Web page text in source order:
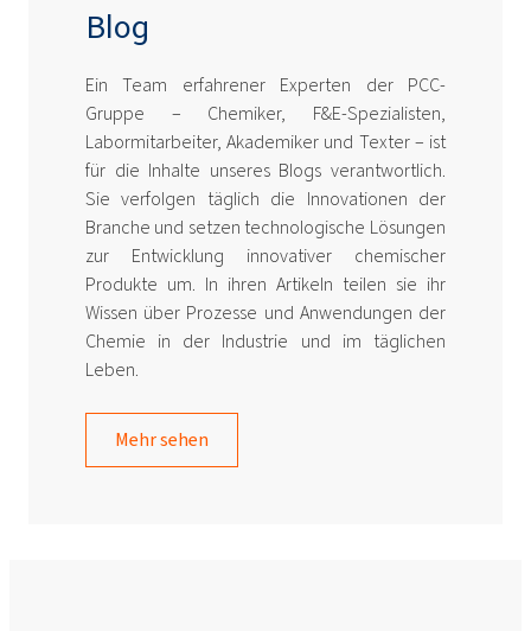
Blog
Ein Team erfahrener Experten der PCC-
Gruppe – Chemiker, F&E-Spezialisten,
Labormitarbeiter, Akademiker und Texter – ist
für die Inhalte unseres Blogs verantwortlich.
Sie verfolgen täglich die Innovationen der
Branche und setzen technologische Lösungen
zur Entwicklung innovativer chemischer
Produkte um. In ihren Artikeln teilen sie ihr
Wissen über Prozesse und Anwendungen der
Chemie in der Industrie und im täglichen
Leben.
Mehr sehen